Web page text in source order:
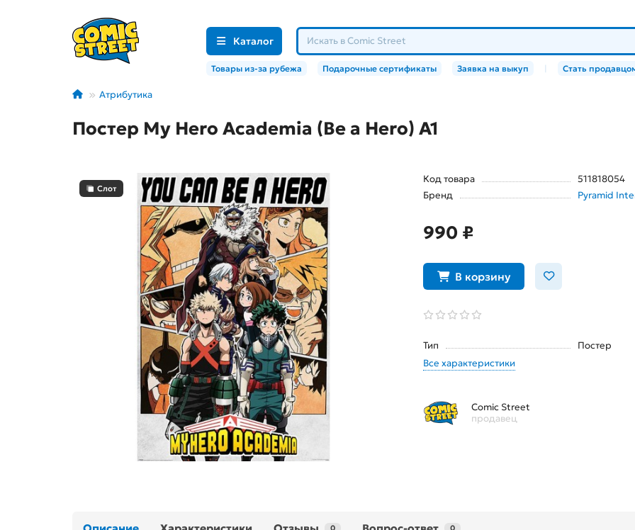
Каталог
Товары из-за рубежа Подарочные сертификаты Заявка на выкуп Стать
Атрибутика
Постер My Hero Academia (Be a Hero) А1
Слот
Код товара
511818054
Бренд
Pyramid
990 ₽
В корзину
Тип
Постер
Все характеристики
Comic Street
продавец